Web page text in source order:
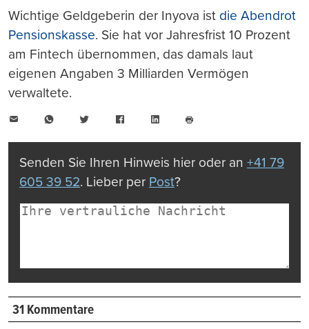
Wichtige Geldgeberin der Inyova ist die Abendrot
Pensionskasse. Sie hat vor Jahresfrist 10 Prozent
am Fintech übernommen, das damals laut
eigenen Angaben 3 Milliarden Vermögen
verwaltete.
WhatsAppTwitter FacebookLinkedIn
drucken
Senden Sie Ihren Hinweis hier oder an +41 79
605 39 52. Lieber per Post?
31 Kommentare